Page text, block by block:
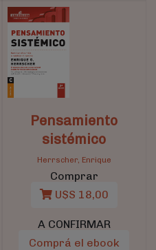
Pensamiento
sistémico
Herrscher, Enrique
Comprar
U$S 18,00
A CONFIRMAR
Comprá el ebook